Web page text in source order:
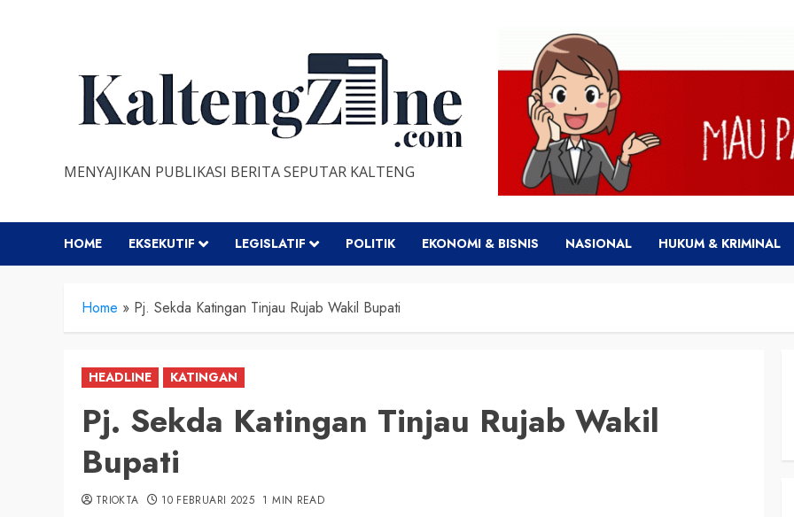
MENYAJIKAN PUBLIKASI BERITA SEPUTAR KALTENG
HOME EKSEKUTIF LEGISLATIF POLITIK EKONOMI & BISNIS NASIONAL HUKUM & KRIMINAL
Home » Pj. Sekda Katingan Tinjau Rujab Wakil Bupati
HEADLINE KATINGAN
Pj. Sekda Katingan Tinjau Rujab Wakil
Bupati
TRIOKTA 10 FEBRUARI 2025 1 MIN READ